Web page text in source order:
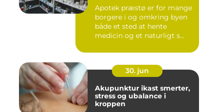
Apotek præstø er for mange
borgere i og omkring byen
både et sted at hente
medicin og et naturligt s...
30. jun
Akupunktur ikast smerter,
stress og ubalance i
kroppen